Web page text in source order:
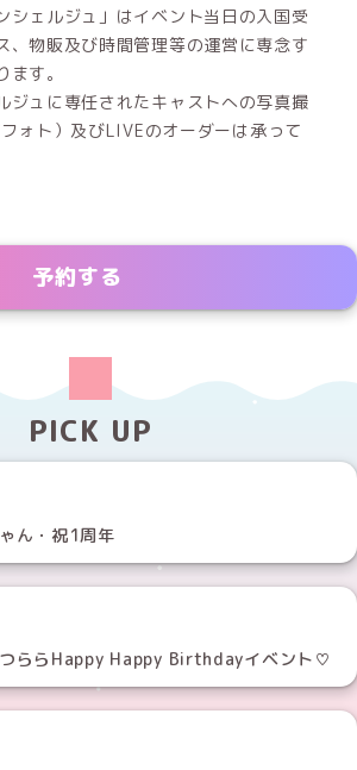
ェルジュ」はイベント当日の入国受
、物販及び時間管理等の運営に専念す
す。
ジュに専任されたキャストへの写真撮
ォト）及びLIVEのオーダーは承って
予約する
PICK UP
ん・祝1周年
ららHappy Happy Birthdayイベント♡